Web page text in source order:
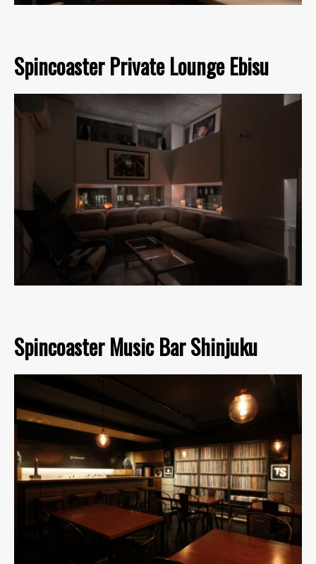
Spincoaster Private Lounge Ebisu
Spincoaster Music Bar Shinjuku